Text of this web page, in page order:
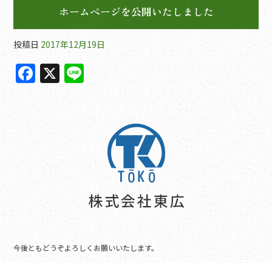
ホームページを公開いたしました
投稿日 2017年12月19日
F X
今後ともどうぞよろしくお願いいたします。